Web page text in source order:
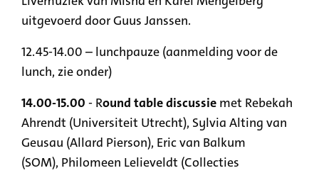
uitgevoerd door Guus Janssen.
12.45-14.00 – lunchpauze (aanmelding voor de
lunch, zie onder)
14.00-15.00 - Round table discussie met Rebekah
Ahrendt (Universiteit Utrecht), Sylvia Alting van
Geusau (Allard Pierson), Eric van Balkum
(SOM), Philomeen Lelieveldt (Collecties